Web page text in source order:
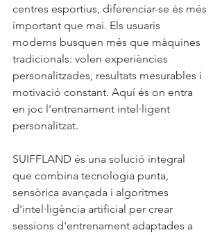
centres esportius, diferenciar-se és més
important que mai. Els usuaris
moderns busquen més que màquines
tradicionals: volen experiències
personalitzades, resultats mesurables i
motivació constant. Aquí és on entra
en joc l'entrenament intel·ligent
personalitzat.
SUIFFLAND és una solució integral
que combina tecnologia punta,
sensòrica avançada i algoritmes
d'intel·ligència artificial per crear
sessions d'entrenament adaptades a